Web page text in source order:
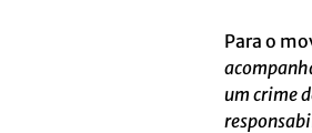
Para o
um crime